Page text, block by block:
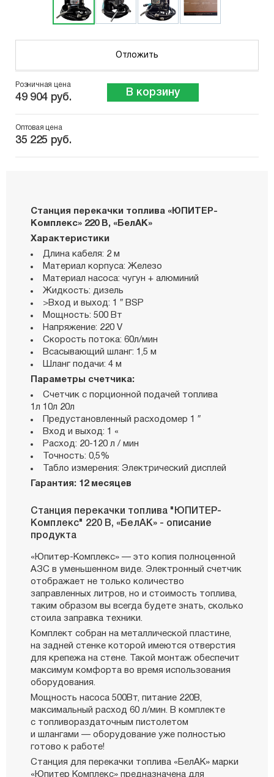
Отложить
Розничная цена
49 904 руб. В корзину
Оптовая цена
35 225 руб.
Станция перекачки топлива «ЮПИТЕР-
Комплекс» 220 В, «БелАК»
Характеристики
Длина кабеля: 2 м
Материал корпуса: Железо
Материал насоса: чугун + алюминий
Жидкость: дизель
>Вход и выход: 1 ″ BSP
Мощность: 500 Вт
Напряжение: 220 V
Скорость потока: 60л/мин
Всасывающий шланг: 1,5 м
Шланг подачи: 4 м
Параметры счетчика:
Счетчик с порционной подачей топлива
1л 10л 20л
Предустановленный расходомер 1 ″
Вход и выход: 1 «
Расход: 20-120 л / мин
Точность: 0,5%
Табло измерения: Электрический дисплей
Гарантия: 12 месяцев
Станция перекачки топлива "ЮПИТЕР-
Комплекс" 220 В, «БелАК» - описание
продукта
«Юпитер-Комплекс» — это копия полноценной
АЗС в уменьшенном виде. Электронный счетчик
отображает не только количество
заправленных литров, но и стоимость топлива,
таким образом вы всегда будете знать, сколько
стоила заправка техники.
Комплект собран на металлической пластине,
на задней стенке которой имеются отверстия
для крепежа на стене. Такой монтаж обеспечит
максимум комфорта во время использования
оборудования.
Мощность насоса 500Вт, питание 220В,
максимальный расход 60 л/мин. В комплекте
с топливораздаточным пистолетом
и шлангами — оборудование уже полностью
готово к работе!
Станция для перекачки топлива «БелАК» марки
«Юпитер Комплекс» предназначена для